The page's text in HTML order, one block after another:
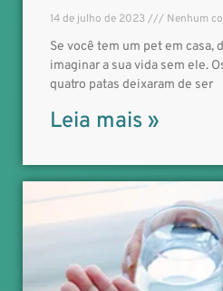
14 de julho de 2023 Nenhum
Se você tem um pet em casa,
imaginar a sua vida sem ele.
quatro patas deixaram de ser
Leia mais »